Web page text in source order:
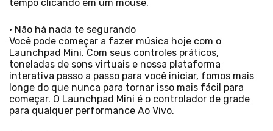
tempo clicando em um mouse.
• Não há nada te segurando
Você pode começar a fazer música hoje com o
Launchpad Mini. Com seus controles práticos,
toneladas de sons virtuais e nossa plataforma
interativa passo a passo para você iniciar, fomos mais
longe do que nunca para tornar isso mais fácil para
começar. O Launchpad Mini é o controlador de grade
para qualquer performance Ao Vivo.